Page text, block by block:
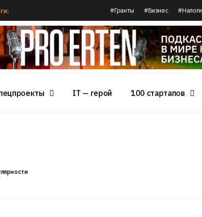
#Гранты #Бизнес #Налоги
IT — герой 100 стартапов